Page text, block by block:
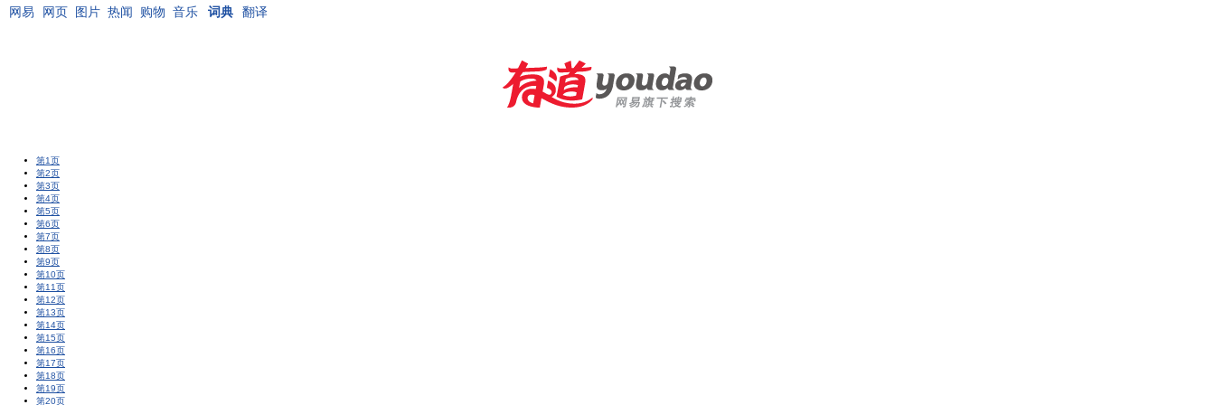
网易 网页 图片 热闻 购物 音乐 词典 翻译
第1页
第2页
第3页
第4页
第5页
第6页
第7页
第8页
第9页
第10页
第11页
第12页
第13页
第14页
第15页
第16页
第17页
第18页
第19页
第20页